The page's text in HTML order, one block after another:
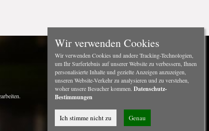
Wir verwenden Cookies
Wir verwenden Cookies und andere Tracking-Technologien,
um Ihr Surferlebnis auf unserer Website zu verbessern, Ihnen
personalisierte Inhalte und gezielte Anzeigen anzuzeigen,
unseren Website-Verkehr zu analysieren und zu verstehen,
woher unsere Besucher kommen. Datenschutz-
Bestimmungen
Ich stimme nicht zu Genau